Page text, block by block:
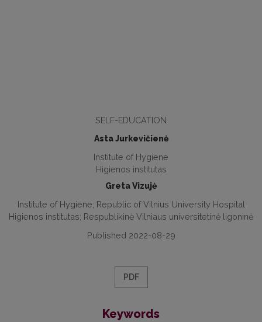
SELF-EDUCATION
Asta Jurkevičienė
Institute of Hygiene
Higienos institutas
Greta Vizujė
Institute of Hygiene; Republic of Vilnius University Hospital
Higienos institutas; Respublikinė Vilniaus universitetinė ligoninė
Published 2022-08-29
PDF
Keywords